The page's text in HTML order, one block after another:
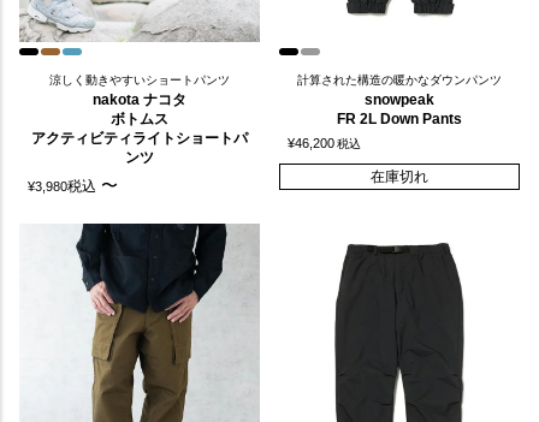
涼しく動きやすいショートパンツ
nakota ナコタ
ボトムス
アクティビティライトショートパ
ンツ
¥3,980税込 〜
計算された構造の暖かなダウンパンツ
snowpeak
FR 2L Down Pants
¥46,200税込
在庫切れ